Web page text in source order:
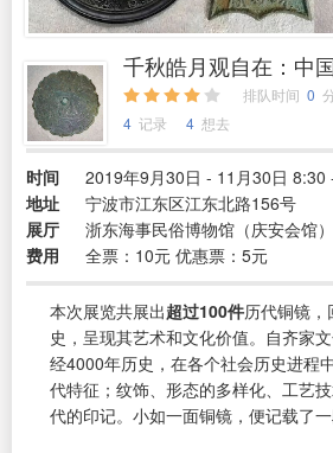
千秋皓月观自在：中
排队时间 0
4 记录 4 想去
时间
2019年9月30日 - 11月30日 8:30
地址
宁波市江东区江东北路156号
展厅
浙东海事民俗博物馆（庆安会馆）
费用
全票：10元 优惠票：5元
本次展览共展出超过100件历代铜镜
史，呈现其艺术和文化价值。自齐家
经4000年历史，在各个社会历史进程
代特征；纹饰、形态的多样化、工艺
代的印记。小如一面铜镜，便记载了一